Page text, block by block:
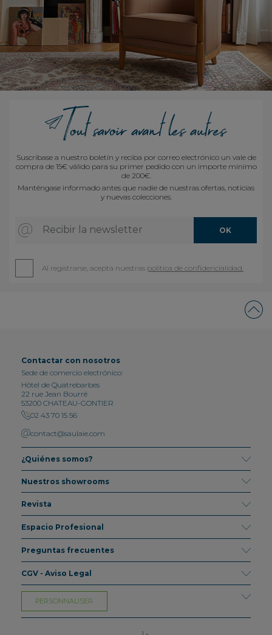
Suscríbase a nuestro boletín y reciba por correo electrónico un vale de
compra de 15€ válido para su primer pedido con un importe mínimo
de 200€.
Manténgase informado antes que nadie de nuestras ofertas, noticias
y nuevas colecciones.
Recibir la newsletter OK
Al registrarse, acepta nuestras política de confidencialidad.
Contactar con nosotros
Sede de comercio electrónico:
Hôtel de Quatrebarbes
22 rue Jean Bourré
53200 CHATEAU-GONTIER
02 43 70 15 56
contact@saulaie.com
¿Quiénes somos?
Nuestros showrooms
Revista
Espacio Profesional
Preguntas frecuentes
CGV - Aviso Legal
PERSONNALISER